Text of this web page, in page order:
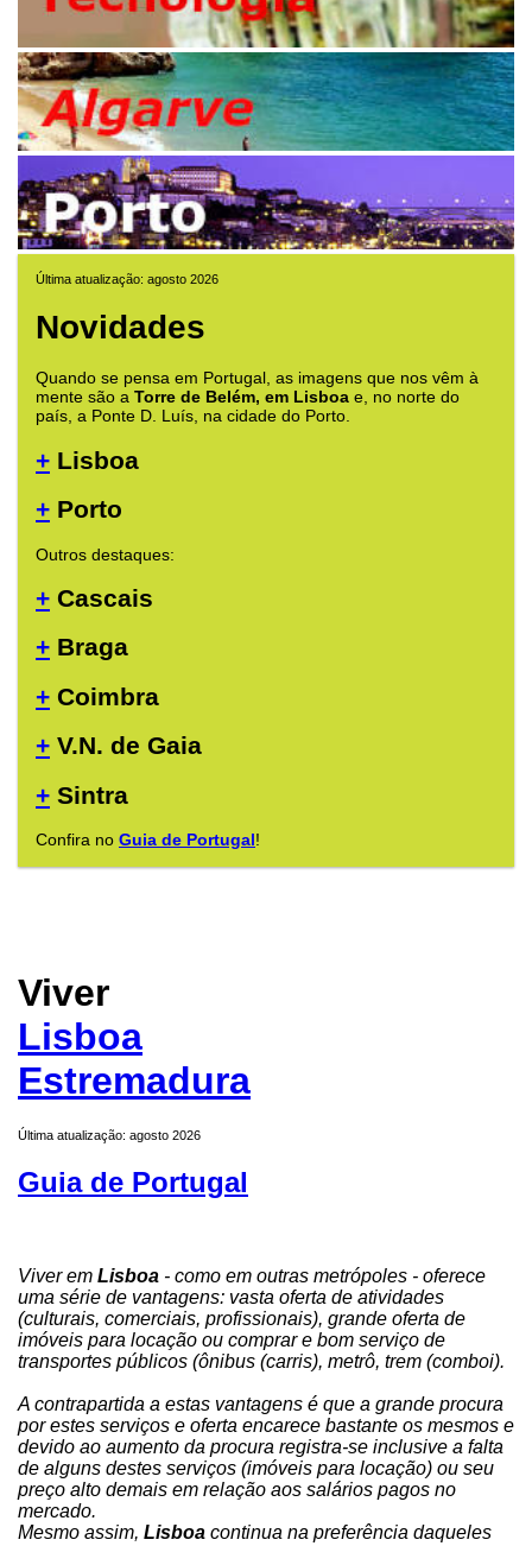
Última atualização: agosto 2026
Novidades
Quando se pensa em Portugal, as imagens que nos vêm à
mente são a Torre de Belém, em Lisboa e, no norte do
país, a Ponte D. Luís, na cidade do Porto.
+ Lisboa
+ Porto
Outros destaques:
+ Cascais
+ Braga
+ Coimbra
+ V.N. de Gaia
+ Sintra
Confira no Guia de Portugal!
Viver
Lisboa
Estremadura
Última atualização: agosto 2026
Guia de Portugal
Viver em Lisboa - como em outras metrópoles - oferece
uma série de vantagens: vasta oferta de atividades
(culturais, comerciais, profissionais), grande oferta de
imóveis para locação ou comprar e bom serviço de
transportes públicos (ônibus (carris), metrô, trem (comboi).
A contrapartida a estas vantagens é que a grande procura
por estes serviços e oferta encarece bastante os mesmos e
devido ao aumento da procura registra-se inclusive a falta
de alguns destes serviços (imóveis para locação) ou seu
preço alto demais em relação aos salários pagos no
mercado.
Mesmo assim, Lisboa continua na preferência daqueles